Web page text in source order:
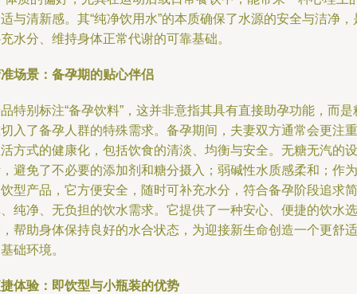
与清新感。其“纯净饮用水”的本质确保了水源的安全与洁净，
水分、维持身体正常代谢的可靠基础。
场景：备孕期的贴心伴侣
特别标注“备孕饮料”，这并非意指其具有直接助孕功能，而是
入了备孕人群的特殊需求。备孕期间，夫妻双方通常会更注重
方式的健康化，包括饮食的清淡、均衡与安全。无糖无汽的设
避免了不必要的添加剂和糖分摄入；弱碱性水质感柔和；作为
型产品，它方便安全，随时可补充水分，符合备孕阶段追求简
纯净、无负担的饮水需求。它提供了一种安心、便捷的饮水选
帮助身体保持良好的水合状态，为迎接新生命创造一个更舒适
础环境。
体验：即饮型与小瓶装的优势